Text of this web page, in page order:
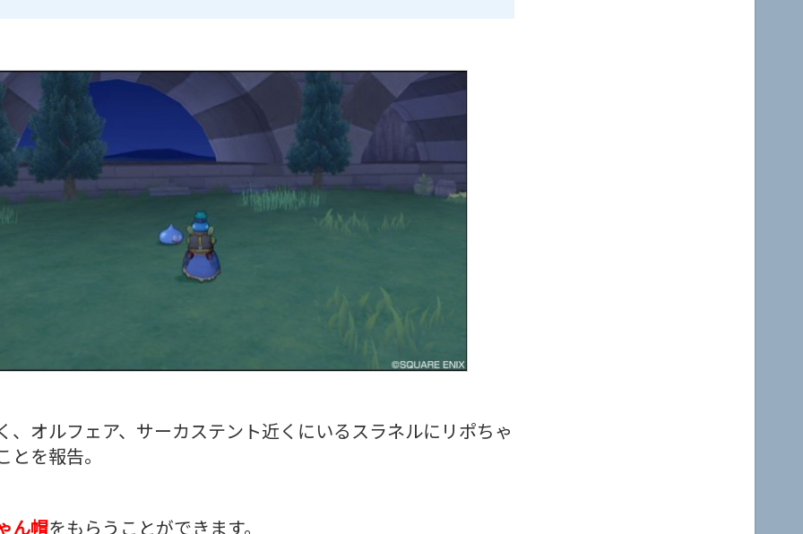
、オルフェア、サーカステント近くにいるスラネルにリポちゃ
を報告。
ん帽をもらうことができます。